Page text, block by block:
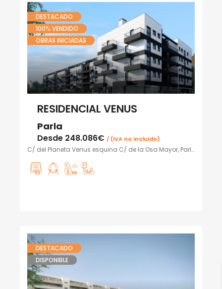
DESTACADO
100% VENDIDO
OBRAS INICIADAS
RESIDENCIAL VENUS
Parla
Desde 248.086€ / (IVA no incluido)
C/ del Planeta Venus esquina C/ de la Osa Mayor, Parla
DESTACADO
DISPONIBLE